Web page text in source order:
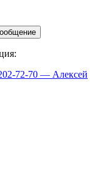
72-70 — Алексей